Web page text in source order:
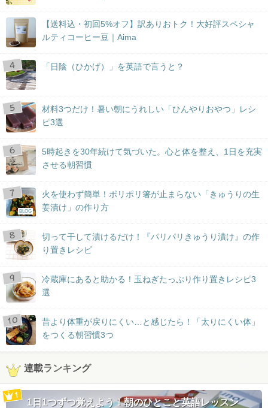
【送料込・初回5%オフ】訳ありおトク！大好評スペシャ
ルティコーヒー豆｜Aima
「日陰（ひかげ）」を英語で言うと？
材料3つだけ！暑い朝にうれしい「ひんやりおやつ」レシ
ピ3選
5時起きを30年続けて気づいた。心と体を整え、1日を充実
させる朝習慣
BLOG
火を使わず簡単！ポリポリ箸が止まらない「きゅうりの生
姜漬け」の作り方
切って干して漬けるだけ！『パリパリきゅうり漬け』の作
り置きレシピ
冷蔵庫にあると助かる！玉ねぎたっぷり作り置きレシピ3
選
昔より体重が戻りにくい…と感じたら！「太りにくい体」
をつくる朝習慣3つ
連載ランキング
1日1つずつ覚えよう！朝のひとこと英語レッスン